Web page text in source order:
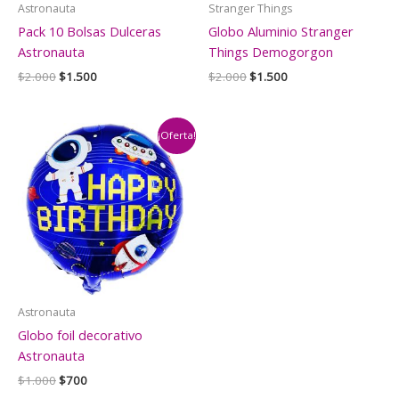
Astronauta
Pack 10 Bolsas Dulceras
Astronauta
$2.000El
$2.000.
$1.500El
es:
$1.500.
Stranger Things
Globo Aluminio Stranger
Things Demogorgon
$2.000El
$1.500El
¡Oferta!
Astronauta
Globo foil decorativo
Astronauta
$1.000El
$700El